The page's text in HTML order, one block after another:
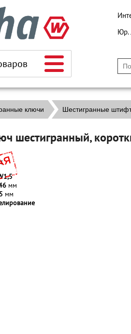
Юр.
ключи Шестигранные
шестигранный,
мм
мм